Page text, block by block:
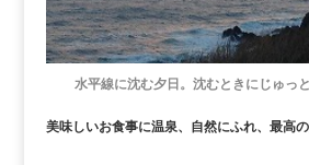
水平線に沈む夕日。沈むときにじゅっ
美味しいお食事に温泉、自然にふれ、最高の